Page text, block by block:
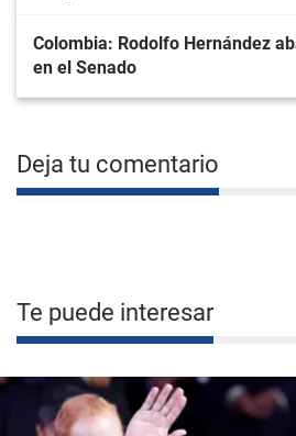
Colombia: Rodolfo Hernández
en el Senado
Deja tu comentario
Te puede interesar